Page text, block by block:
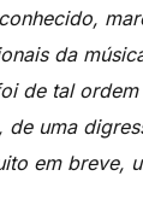
da
de tal
uma
em breve,